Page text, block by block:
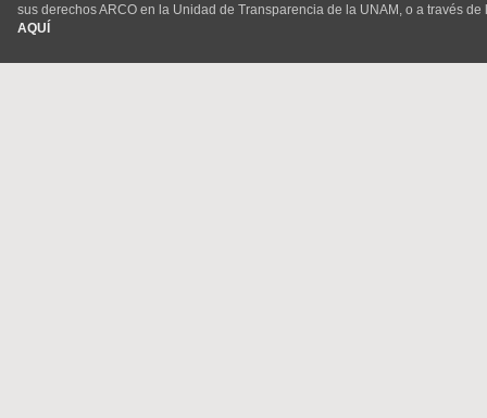
sus derechos ARCO en la Unidad de Transparencia de la UNAM, o a través
AQUÍ